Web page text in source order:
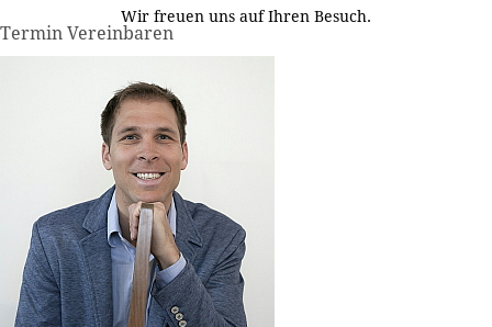
Wir freuen uns auf Ihren Besuch.
Termin Vereinbaren